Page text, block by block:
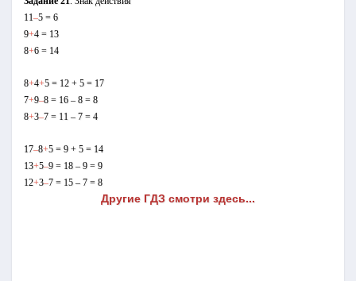
11–5 = 6
9+4 = 13
8+6 = 14
8+4+5 = 12 + 5 = 17
7+9–8 = 16 – 8 = 8
8+3–7 = 11 – 7 = 4
17–8+5 = 9 + 5 = 14
13+5–9 = 18 – 9 = 9
12+3–7 = 15 – 7 = 8
Другие ГДЗ смотри здесь...